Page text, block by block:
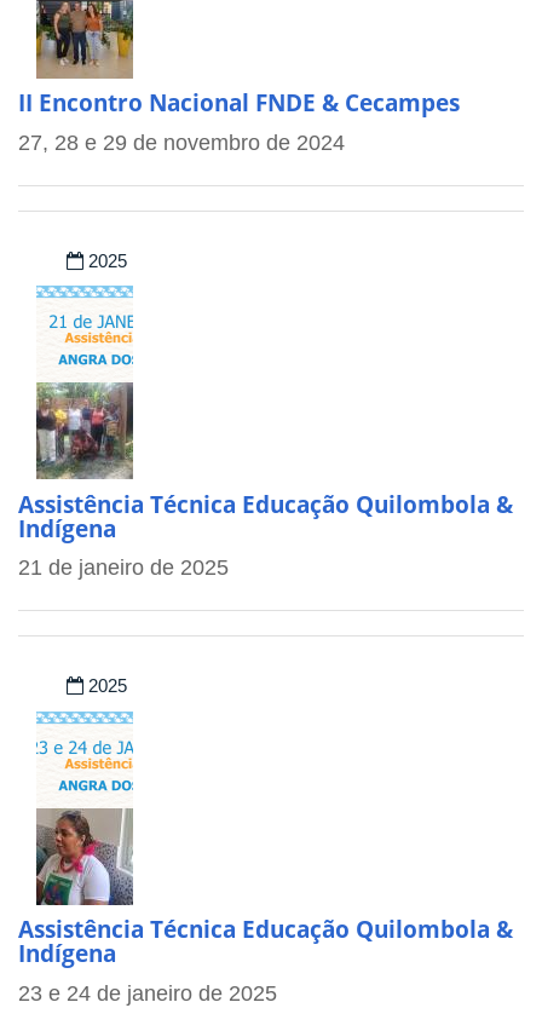
II Encontro Nacional FNDE & Cecampes
27, 28 e 29 de novembro de 2024
2025
Assistência Técnica Educação Quilombola &
Indígena
21 de janeiro de 2025
2025
Assistência Técnica Educação Quilombola &
Indígena
23 e 24 de janeiro de 2025